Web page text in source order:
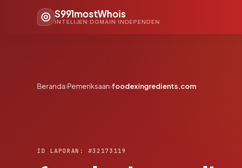
S991mostWhois
INTELIJEN DOMAIN INDEPENDEN
Beranda›Pemeriksaan›foodexingredients.com
ID LAPORAN: #32173119